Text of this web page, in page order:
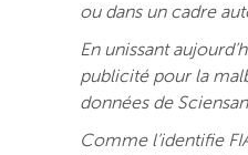
ou dans un cadre
En unissant
publicité pour la
données de
Comme l’identifie